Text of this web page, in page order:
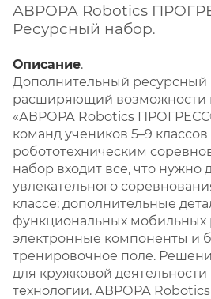
АВРОРА Robotics
Ресурсный набор.
Описание.
Дополнительный ресурсный
расширяющий возможности
«АВРОРА Robotics
команд учеников 5–9 классов
робототехническим
набор входит все, что нужно
увлекательного
классе: дополнительные
функциональных мобильных
электронные компоненты и
тренировочное поле.
для кружковой
технологии. АВРОРА